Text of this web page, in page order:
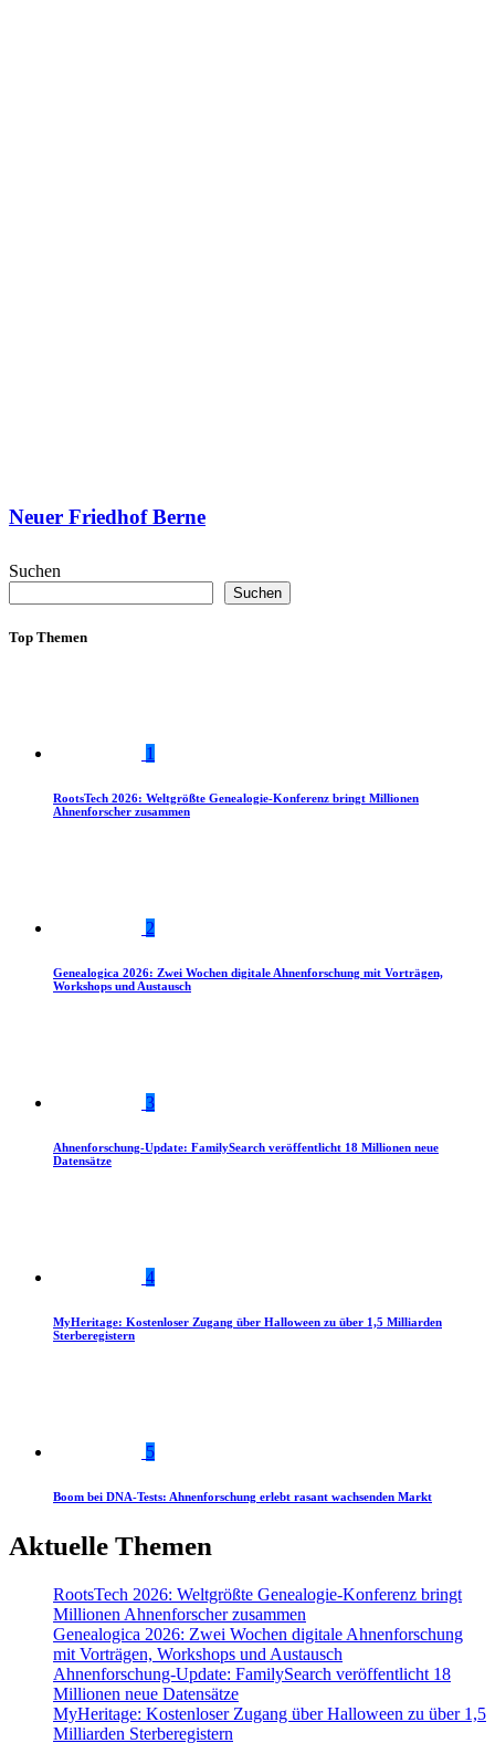
Neuer Friedhof Berne
Suchen
Suchen
Top Themen
1
RootsTech 2026: Weltgrößte Genealogie-Konferenz bringt Millionen
Ahnenforscher zusammen
2
Genealogica 2026: Zwei Wochen digitale Ahnenforschung mit Vorträgen,
Workshops und Austausch
3
Ahnenforschung-Update: FamilySearch veröffentlicht 18 Millionen neue
Datensätze
4
MyHeritage: Kostenloser Zugang über Halloween zu über 1,5 Milliarden
Sterberegistern
5
Boom bei DNA-Tests: Ahnenforschung erlebt rasant wachsenden Markt
Aktuelle Themen
RootsTech 2026: Weltgrößte Genealogie-Konferenz bringt
Millionen Ahnenforscher zusammen
Genealogica 2026: Zwei Wochen digitale Ahnenforschung
mit Vorträgen, Workshops und Austausch
Ahnenforschung-Update: FamilySearch veröffentlicht 18
Millionen neue Datensätze
MyHeritage: Kostenloser Zugang über Halloween zu über 1,5
Milliarden Sterberegistern